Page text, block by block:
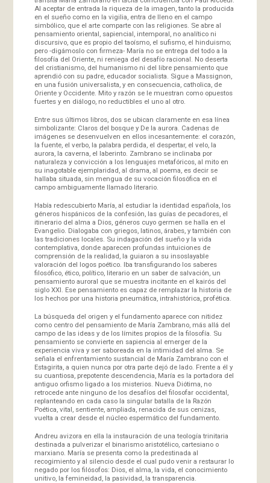
Al aceptar de entrada la riqueza de la imagen, tanto la producida
en el sueño como en la vigilia, entra de lleno en el campo
simbólico, que el arte comparte con las religiones. Se abre al
pensamiento oriental, sapiencial, intemporal, no analítico ni
discursivo, que es propio del taoísmo, el sufismo, el hinduismo;
pero -digámoslo con firmeza- María no se entrega del todo a la
filosofía del Oriente, ni reniega del desafío racional. No deserta
del cristianismo, del humanismo ni del libre pensamiento que
aprendió con su padre, educador socialista. Sigue a Massignon,
en una fusión universalista, y en consecuencia, catholica, de
Oriente y Occidente. Mito y razón se le muestran como opuestos
fuertes y en diálogo, no reductibles el uno al otro.
Entre sus últimos libros, dos se ubican claramente en esa línea
simbolizante: Claros del bosque y De la aurora. Cadenas de
imágenes se desenvuelven en ellos incesantemente: el corazón,
la fuente, el verbo, la palabra perdida, el despertar, el velo, la
aurora, la caverna, el laberinto. Zambrano se inclinaba por
naturaleza y convicción a los lenguajes metafóricos, al mito en
su inagotable ejemplaridad, al drama, al poema, es decir se
hallaba situada, sin mengua de su vocación filosófica en el
campo ambiguamente llamado literario.
Había redescubierto María, al estudiar la identidad española, los
géneros hispánicos de la confesión, las guías de pecadores, el
itinerario del alma a Dios, géneros cuyo germen se halla en el
Evangelio. Dialogaba con griegos, latinos, árabes, y también con
las tradiciones locales. Su indagación del sueño y la vida
contemplativa, donde aparecen profundas intuiciones de
comprensión de la realidad, la guiaron a su insoslayable
valoración del logos poético. Iba transfigurando los saberes
filosófico, ético, político, literario en un saber de salvación, un
pensamiento auroral que se muestra incitante en el kairós del
siglo XXI. Ese pensamiento es capaz de remplazar la historia de
los hechos por una historia pneumática, intrahistórica, profética.
La búsqueda del origen y el fundamento aparece con nitidez
como centro del pensamiento de María Zambrano, más allá del
campo de las ideas y de los límites propios de la filosofía. Su
pensamiento se convierte en sapiencia al emerger de la
experiencia viva y ser saboreada en la intimidad del alma. Se
señala el enfrentamiento sustancial de María Zambrano con el
Estagirita, a quien nunca por otra parte dejó de lado. Frente a él y
su cuantiosa, prepotente descendencia, María es la portadora del
antiguo orfismo ligado a los misterios. Nueva Diótima, no
retrocede ante ninguno de los desafíos del filosofar occidental,
replanteando en cada caso la singular batalla de la Razón
Poética, vital, sentiente, ampliada, renacida de sus cenizas,
vuelta a crear desde el núcleo espermático del fundamento.
Andreu avizora en ella la instauración de una teología trinitaria
destinada a pulverizar el binarismo aristotélico, cartesiano o
marxiano. María se presenta como la predestinada al
recogimiento y al silencio desde el cual pudo venir a restaurar lo
negado por los filósofos: Dios, el alma, la vida, el conocimiento
unitivo, la femineidad, la pasividad, la transparencia.